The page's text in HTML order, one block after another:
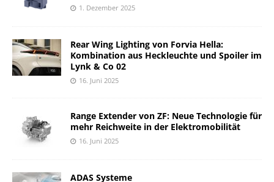
1. Dezember 2025
Rear Wing Lighting von Forvia Hella:
Kombination aus Heckleuchte und Spoiler im
Lynk & Co 02
16. Juni 2025
Range Extender von ZF: Neue Technologie für
mehr Reichweite in der Elektromobilität
16. Juni 2025
ADAS Systeme